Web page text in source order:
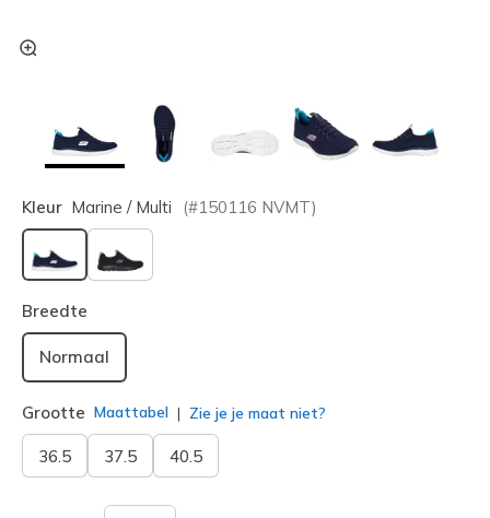
Kleur Marine / Multi (#150116 NVMT)
geselecteerd
Breedte
Normaal
Grootte Maattabel Zie je je maat niet?
36.5 37.5 40.5